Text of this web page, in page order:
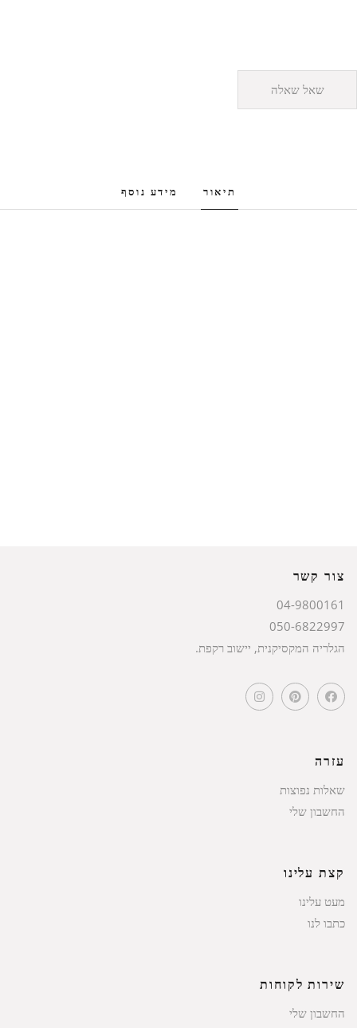
שאל שאלה
תיאור מידע נוסף
צור קשר
04-9800161
050-6822997
הגלריה המקסיקנית, יישוב רקפת.
עזרה
שאלות נפוצות
החשבון שלי
קצת עלינו
מעט עלינו
כתבו לנו
שירות לקוחות
החשבון שלי